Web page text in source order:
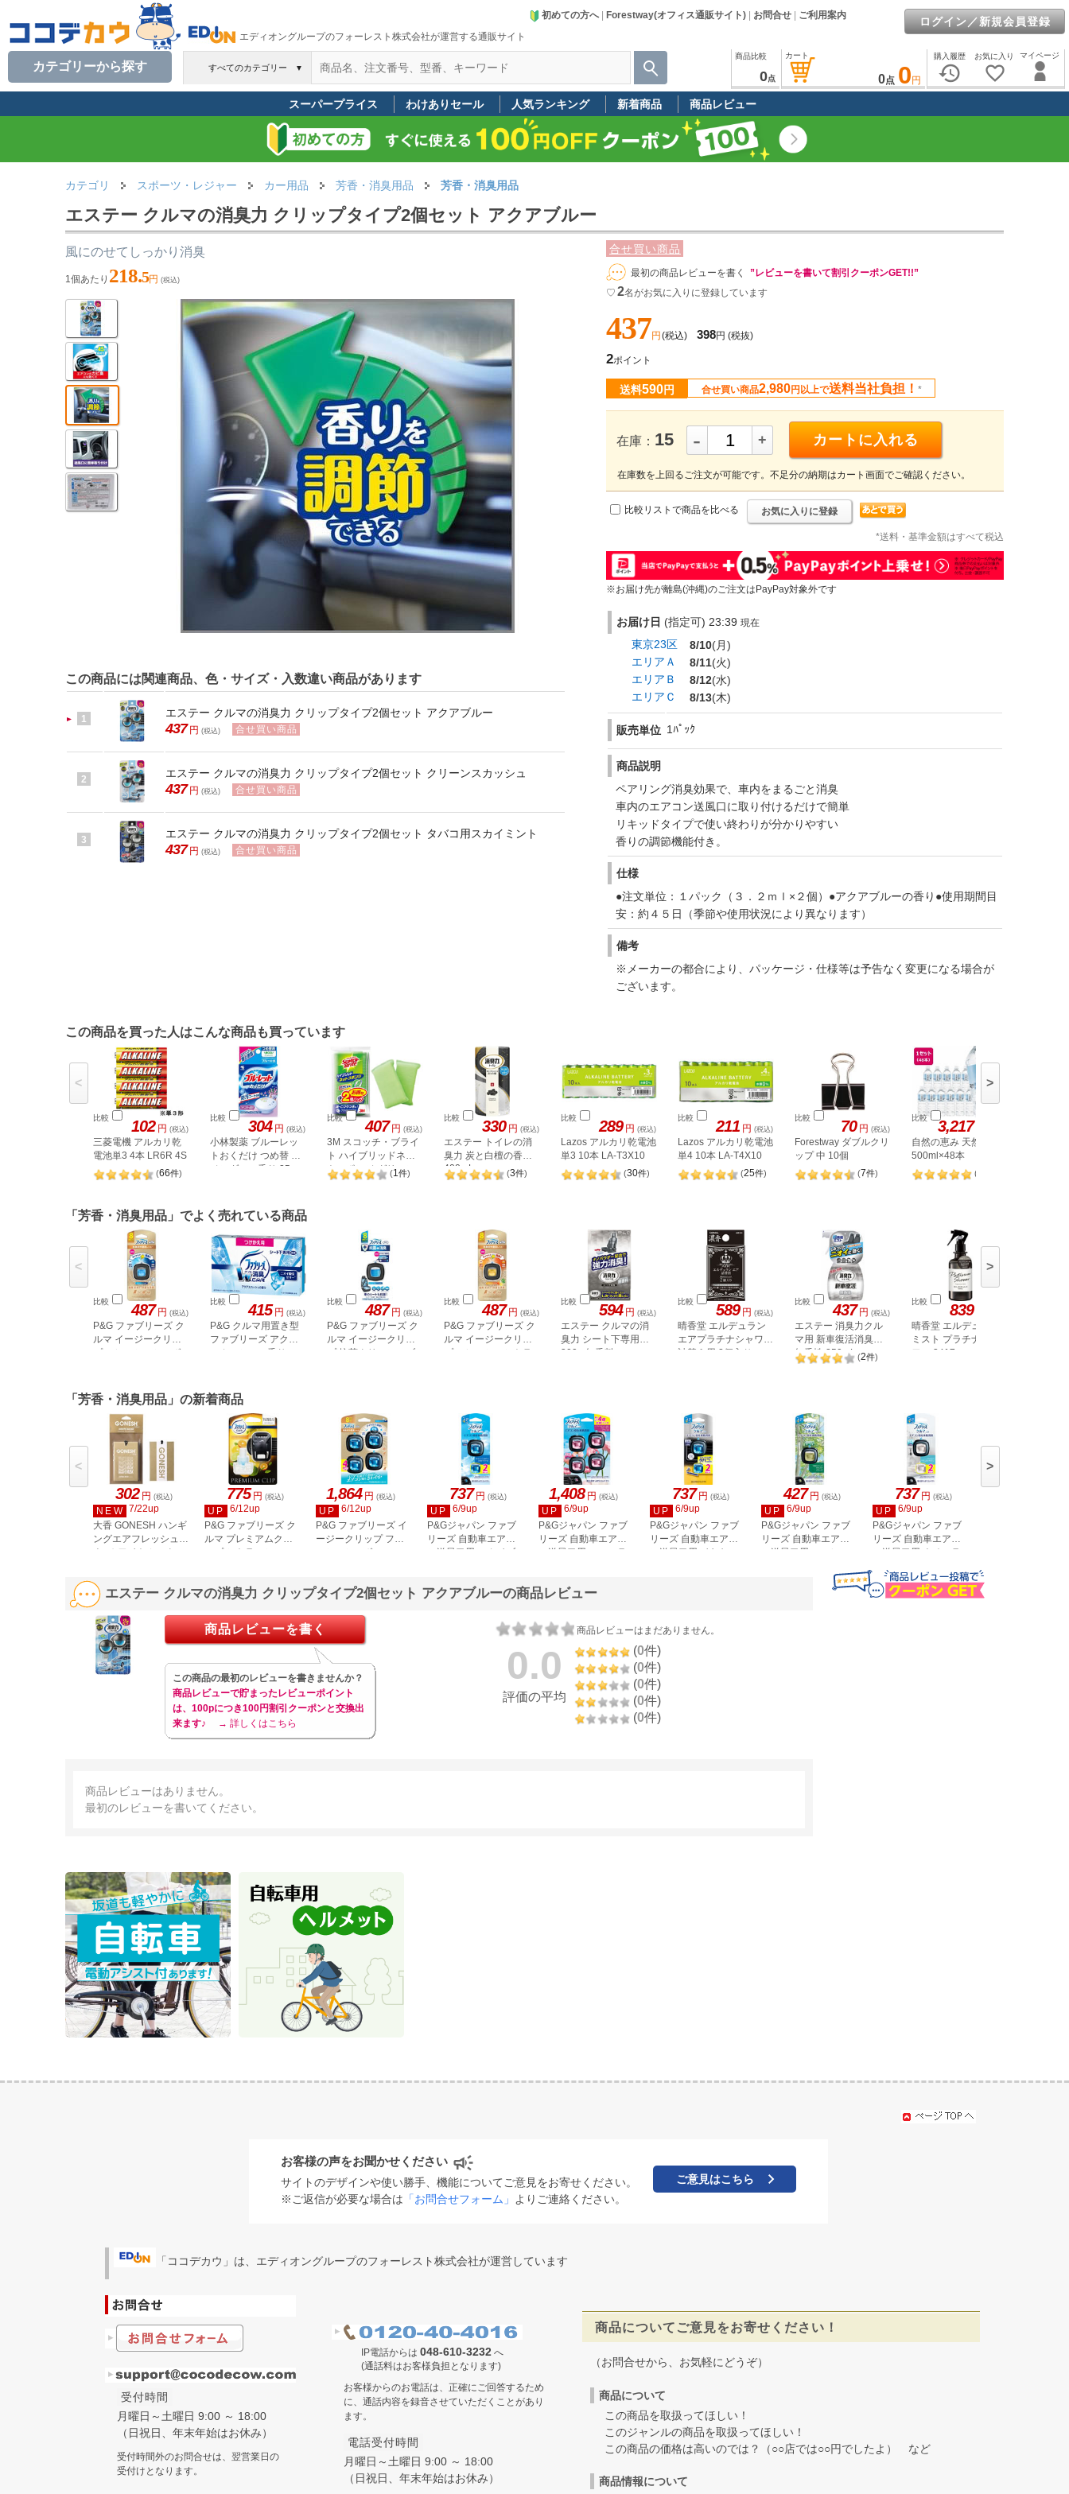
エディオングループのフォーレスト株式会社が運営する通販サイト
初めての方へ| Forestway(オフィス通販サイト) お問合せ ご利用案内 ログイン／新規会員登録
すべてのカテゴリー ▼
カテゴリーから探す
マイページ
お気に入り
favorite_border
購入履歴
history
カート
0点 0 円
商品比較
0点
スーパープライス わけありセール 人気ランキング 新着商品 商品レビュー
カテゴリ スポーツ・レジャー カー用品 芳香・消臭用品 芳香・消臭用品
エステー クルマの消臭力 クリップタイプ2個セット アクアブルー
合せ買い商品
最初の商品レビューを書く
”レビューを書いて割引クーポンGET!!”
♡ 2名がお気に入りに登録しています
437円 (税込) 398円 (税抜)
2ポイント
送料590円 合せ買い商品2,980円以上で送料当社負担！ *
在庫： 15 - + カートに入れる
在庫数を上回るご注文が可能です。不足分の納期はカート画面でご確認ください。
比較リストで商品を比べる お気に入りに登録
*送料・基準金額はすべて税込
※お届け先が離島(沖縄)のご注文はPayPay対象外です
お届け日 (指定可) 23:39 現在
東京23区 8/10(月)
エリアＡ
8/11(火)
エリアＢ
8/12(水)
エリアＣ
8/13(木)
販売単位 1ﾊﾟｯｸ
商品説明
ペアリング消臭効果で、車内をまるごと消臭
車内のエアコン送風口に取り付けるだけで簡単
リキッドタイプで使い終わりが分かりやすい
香りの調節機能付き。
仕様
●注文単位：１パック（３．２ｍｌ×２個）●アクアブルーの香り●使用期間目
安：約４５日（季節や使用状況により異なります）
備考
※メーカーの都合により、パッケージ・仕様等は予告なく変更になる場合が
ございます。
風にのせてしっかり消臭
1個あたり 218.5円 (税込)
この商品には関連商品、色・サイズ・入数違い商品があります
1 エステー クルマの消臭力 クリップタイプ2個セット アクアブルー
437 円 (税込) 合せ買い商品
2 エステー クルマの消臭力 クリップタイプ2個セット クリーンスカッシュ
437 円 (税込) 合せ買い商品
3 エステー クルマの消臭力 クリップタイプ2個セット タバコ用スカイミント
437 円 (税込) 合せ買い商品
この商品を買った人はこんな商品も買っています
比較 102 円 (税込)
三菱電機 アルカリ乾
電池単3 4本 LR6R 4S
(66件)
比較 304 円 (税込)
小林製薬 ブルーレッ
トおくだけ つめ替 ラ
ベンダーの香り 25g
比較 407 円 (税込)
3M スコッチ・ブライ
ト ハイブリッドネッ
トスポンジ グリーン
2個
(1件)
比較 330 円 (税込)
エステー トイレの消
臭力 炭と白檀の香り
400mL
(3件)
比較 289 円 (税込)
Lazos アルカリ乾電池
単3 10本 LA-T3X10
(30件)
比較 211 円 (税込)
Lazos アルカリ乾電池
単4 10本 LA-T4X10
(25件)
比較 70 円 (税込)
Forestway ダブルクリ
ップ 中 10個
(7件)
比較 3,217
自然の恵み 天然水
500ml×48本
(
< >
「芳香・消臭用品」でよく売れている商品
比較 487 円 (税込)
P&G ファブリーズ ク
ルマ イージークリッ
プ フレッシュシャボ
比較 415 円 (税込)
P&G クルマ用置き型
ファブリーズ アクア
スカッシュの香り つ
比較 487 円 (税込)
P&G ファブリーズ ク
ルマ イージークリッ
プ 抗菌クリーン・ブ
比較 487 円 (税込)
P&G ファブリーズ ク
ルマ イージークリッ
プ フレッシュシトラ
比較 594 円 (税込)
エステー クルマの消
臭力 シート下専用
300g 無香料
比較 589 円 (税込)
晴香堂 エルデュラン
エアプラチナシャワー
詰替え用 2個入り
比較 437 円 (税込)
エステー 消臭力クル
マ用 新車復活消臭剤
無香性 250mL (2件)
比較 839
晴香堂 エルデュラン
ミスト プラチナシャ
ワー 3417
< >
「芳香・消臭用品」の新着商品
302 円 (税込)
NEW 7/22up
大香 GONESH ハンギ
ングエアフレッシュ
ナ- ホワイトムスク
775 円 (税込)
UP
6/12up
P&G ファブリーズ ク
ルマ プレミアムクリ
ップ シトラスシンフ
1,864 円 (税込)
UP
6/12up
P&G ファブリーズ イ
ージークリップ フレ
ッシュシャボン
737 円 (税込)
UP
6/9up
P&Gジャパン ファブ
リーズ 自動車エアコ
ン送風口用 スカイブ
1,408 円 (税込)
UP
6/9up
P&Gジャパン ファブ
リーズ 自動車エアコ
ン送風口用 フローラ
737 円 (税込)
UP
6/9up
P&Gジャパン ファブ
リーズ 自動車エアコ
ン送風口用 イヤなニ
427 円 (税込)
UP
6/9up
P&Gジャパン ファブ
リーズ 自動車エアコ
ン送風口用 フォレス
737 円 (税込)
UP
6/9up
P&Gジャパン ファブ
リーズ 自動車エアコ
ン送風口用 ナチュラ
< >
エステー クルマの消臭力 クリップタイプ2個セット アクアブルーの商品レビュー
商品レビューはまだありません。
0.0
評価の平均
(0件)
(0件)
(0件)
(0件)
(0件)
商品レビューを書く
この商品の最初のレビューを書きませんか？
商品レビューで貯まったレビューポイント
は、100pにつき100円割引クーポンと交換出
来ます♪
→ 詳しくはこちら
商品レビューはありません。
最初のレビューを書いてください。
お客様の声をお聞かせください
サイトのデザインや使い勝手、機能についてご意見をお寄せください。
※ご返信が必要な場合は 「お問合せフォーム」 よりご連絡ください。
ご意見はこちら
「ココデカウ」は、エディオングループのフォーレスト株式会社が運営しています
受付時間
月曜日～土曜日 9:00 ～ 18:00
（日祝日、年末年始はお休み）
受付時間外のお問合せは、翌営業日の
受付けとなります。
IP電話からは 048-610-3232 へ
(通話料はお客様負担となります)
お客様からのお電話は、正確にご回答するため
に、通話内容を録音させていただくことがあり
ます。
電話受付時間
月曜日～土曜日 9:00 ～ 18:00
（日祝日、年末年始はお休み）
商品についてご意見をお寄せください！
（お問合せから、お気軽にどうぞ）
商品について
この商品を取扱ってほしい！
このジャンルの商品を取扱ってほしい！
この商品の価格は高いのでは？（○○店では○○円でしたよ） など
商品情報について